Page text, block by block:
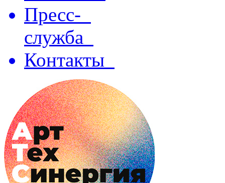
Пресс-
служба
Контакты